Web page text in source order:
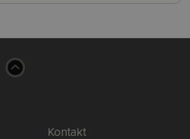
Kontakt